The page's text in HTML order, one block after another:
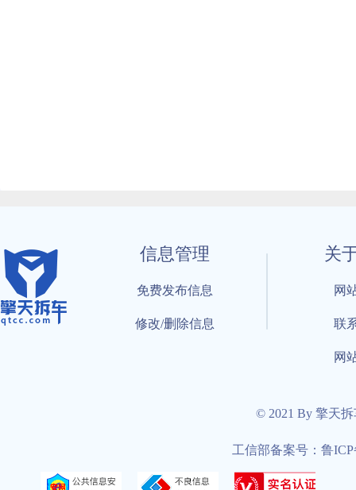
信息管理
免费发布信息
修改/删除信息
关
网
联
网
© 2021 By 擎天
工信部备案号：鲁